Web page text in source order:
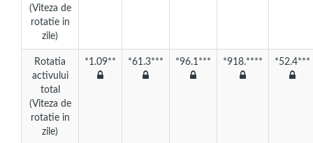
(Viteza de
rotatie in
zile)
Rotatia
activului
total
(Viteza de
rotatie in
zile)
*1.09** *61.3*** *96.1*** *918.**** *52.4***